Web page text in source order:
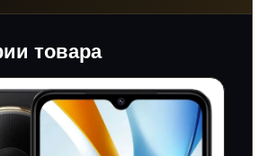
товара